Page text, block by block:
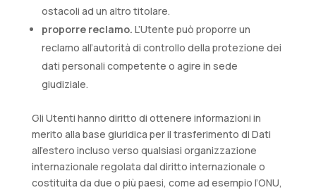
ostacoli ad un altro titolare.
proporre reclamo. L’Utente può proporre un
reclamo all’autorità di controllo della protezione dei
dati personali competente o agire in sede
giudiziale.
Gli Utenti hanno diritto di ottenere informazioni in
merito alla base giuridica per il trasferimento di Dati
all'estero incluso verso qualsiasi organizzazione
internazionale regolata dal diritto internazionale o
costituita da due o più paesi, come ad esempio l’ONU,